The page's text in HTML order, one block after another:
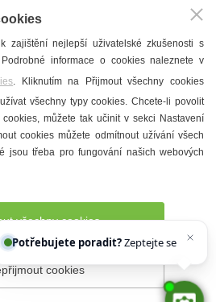
G. Masaryk
Mandloně
Ubytování
Restaurace
muzeum a galerie
meníčka
Správce webu
zajištění nejlepší uživatelské zkušenosti s
informace o cookies naleznete v
. Kliknutím na Přijmout všechny cookies
všechny typy cookies. Chcete-li povolit
můžete tak učinit v sekci Nastavení
cookies můžete odmítnout užívání všech
jsou třeba pro fungování našich webových
všechny cookies
cookies
poradit?Zeptejte se našeho as